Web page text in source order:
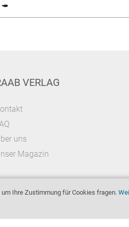
Ihre Zustimmung für Cookies fragen.
VERLAG
uns
Magazin